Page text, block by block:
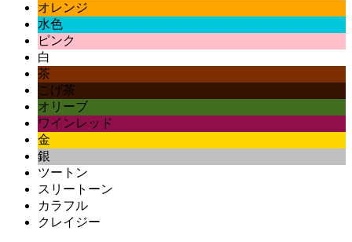
オレンジ
水色
ピンク
白
茶
こげ茶
オリーブ
ワインレッド
金
銀
ツートン
スリートーン
カラフル
クレイジー